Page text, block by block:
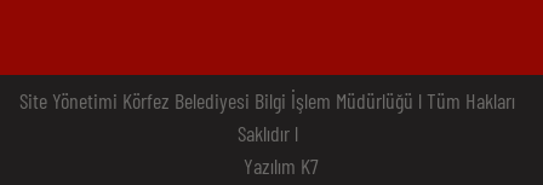
Site Yönetimi Körfez Belediyesi Bilgi İşlem Müdürlüğü l Tüm Hakları
Saklıdır l
Yazılım K7